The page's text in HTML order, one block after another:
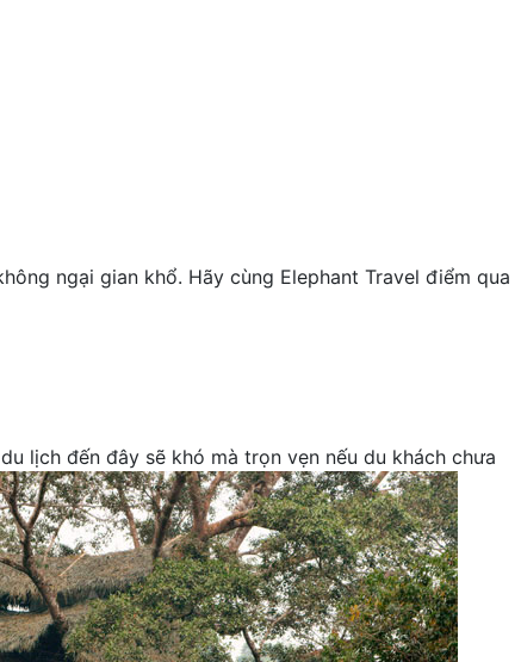
ngại gian khổ. Hãy cùng Elephant Travel điểm qua
lịch đến đây sẽ khó mà trọn vẹn nếu du khách chưa